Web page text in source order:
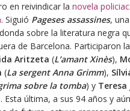
en reivindicar la novela
. Siguió Pageses assassines,
sobre la literatura negra
de Barcelona. Participaron
Aritzeta (L’amant Xinès),
(La sergent Anna Grimm),
sobre la tomba) y Teresa
Esta última, a sus 94 años y